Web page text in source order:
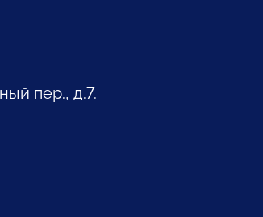
пер., д.7.